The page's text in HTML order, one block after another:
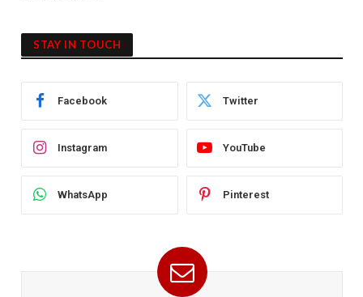
STAY IN TOUCH
Facebook Twitter
Instagram YouTube
WhatsApp Pinterest